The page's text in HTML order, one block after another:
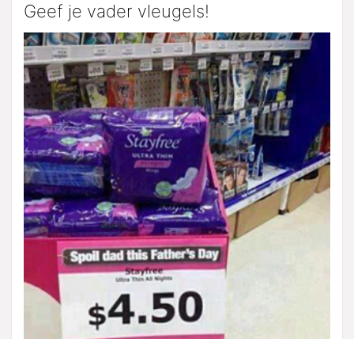
Geef je vader vleugels!